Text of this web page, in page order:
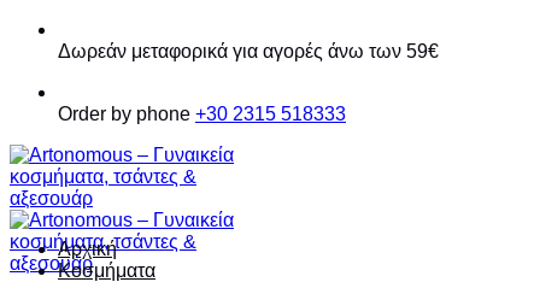
Παράβλεψη
Δωρεάν μεταφορικά για αγορές άνω των 59€
Order by phone +30 2315 518333
Αρχική
Κοσμήματα